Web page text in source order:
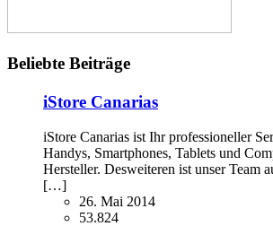
Beliebte Beiträge
iStore Canarias
iStore Canarias ist Ihr professioneller
Handys, Smartphones, Tablets und
Hersteller. Desweiteren ist unser Team
[…]
26. Mai 2014
53.824